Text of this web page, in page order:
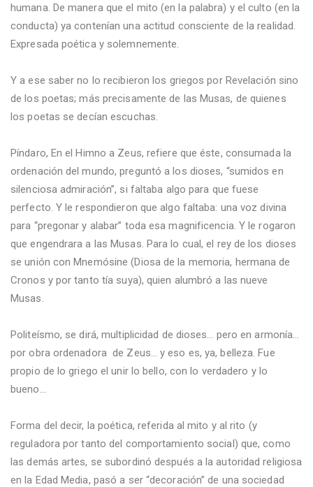
humana. De manera que el mito (en la palabra) y el culto (en la
conducta) ya contenían una actitud consciente de la realidad.
Expresada poética y solemnemente.
Y a ese saber no lo recibieron los griegos por Revelación sino
de los poetas; más precisamente de las Musas, de quienes
los poetas se decían escuchas.
Píndaro, En el Himno a Zeus, refiere que éste, consumada la
ordenación del mundo, preguntó a los dioses, “sumidos en
silenciosa admiración”, si faltaba algo para que fuese
perfecto. Y le respondieron que algo faltaba: una voz divina
para “pregonar y alabar” toda esa magnificencia. Y le rogaron
que engendrara a las Musas. Para lo cual, el rey de los dioses
se unión con Mnemósine (Diosa de la memoria, hermana de
Cronos y por tanto tía suya), quien alumbró a las nueve
Musas.
Politeísmo, se dirá, multiplicidad de dioses… pero en armonía…
por obra ordenadora de Zeus… y eso es, ya, belleza. Fue
propio de lo griego el unir lo bello, con lo verdadero y lo
bueno…
Forma del decir, la poética, referida al mito y al rito (y
reguladora por tanto del comportamiento social) que, como
las demás artes, se subordinó después a la autoridad religiosa
en la Edad Media, pasó a ser “decoración” de una sociedad